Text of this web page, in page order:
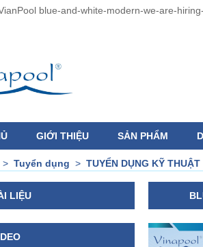
GIỚI THIỆU SẢN PHẨM
> Tuyển dụng > TUYỂN DỤNG KỸ
LIỆU